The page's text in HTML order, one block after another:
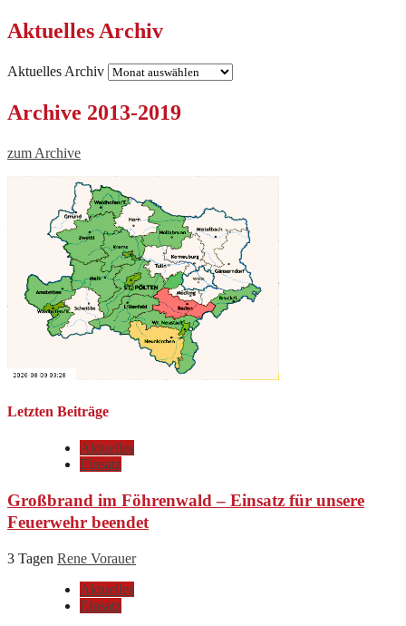
Aktuelles Archiv
Aktuelles Archiv
Archive 2013-2019
zum Archive
Letzten Beiträge
Aktuelles
Einsatz
Großbrand im Föhrenwald – Einsatz für unsere
Feuerwehr beendet
3 Tagen Rene Vorauer
Aktuelles
Einsatz